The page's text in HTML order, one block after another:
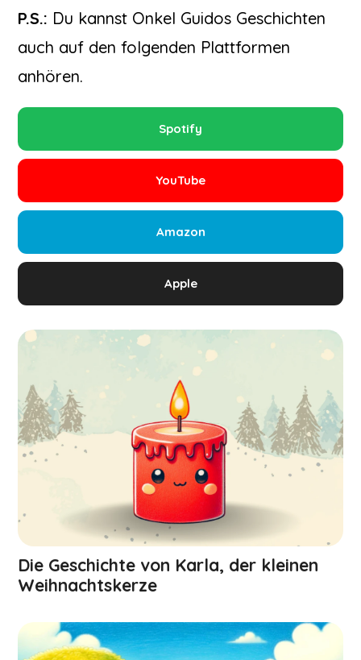
P.S.: Du kannst Onkel Guidos Geschichten
auch auf den folgenden Plattformen
anhören.
Spotify
YouTube
Amazon
Apple
Die Geschichte von Karla, der kleinen
Weihnachts­kerze